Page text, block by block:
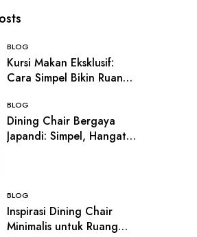
BLOG
Kursi Makan Eksklusif:
Cara Simpel Bikin Ruang
Mewah
BLOG
Dining Chair Bergaya
Japandi: Simpel, Hangat,
BLOG
Inspirasi Dining Chair
Minimalis untuk Ruang